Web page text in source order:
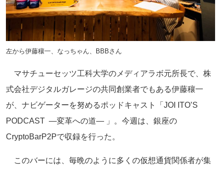
左から伊藤穰一、なっちゃん、BBBさん
マサチューセッツ工科大学のメディアラボ元所長で、株
式会社デジタルガレージの共同創業者でもある伊藤穰一
が、ナビゲーターを努めるポッドキャスト「JOI ITO’S
PODCAST ―変革への道― 」。今週は、銀座の
CryptoBarP2Pで収録を行った。
このバーには、毎晩のように多くの仮想通貨関係者が集